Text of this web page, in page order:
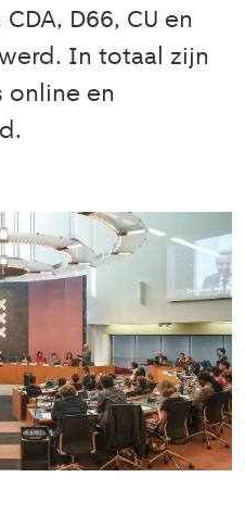
D66, CU en
In totaal zijn
online en